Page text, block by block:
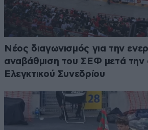
Νέος διαγωνισμός για την
αναβάθμιση του ΣΕΦ μετά
Ελεγκτικού Συνεδρίου